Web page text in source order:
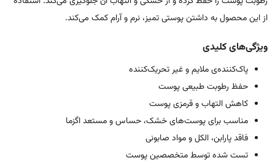
از این محصول به داشتن پوستی تمیز، نرم و آرام کمک می‌کند.
ویژگی‌های کلیدی
پاک‌کننده‌ی ملایم و غیر تحریک‌کننده
حفظ رطوبت طبیعی پوست
کاهش التهاب و قرمزی پوست
مناسب برای پوست‌های خشک، حساس و مستعد اگزما
فاقد پارابن، الکل و مواد صابونی
تست شده توسط متخصصین پوست